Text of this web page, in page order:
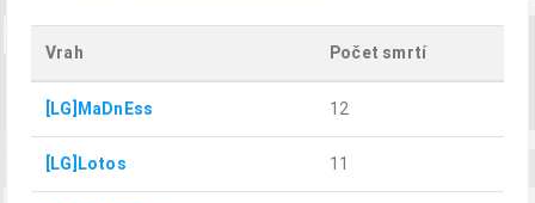
Vrah Počet smrtí
[LG]MaDnEss 12
[LG]Lotos 11